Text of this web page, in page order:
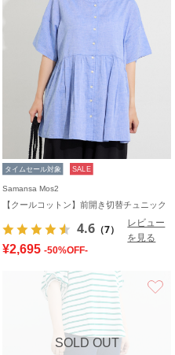
タイムセール対象 SALE
Samansa Mos2
【クールコットン】前開き切替チュニック
4.6 （7）
レビュー
を見る
¥2,695 -50%OFF-
SOLD OUT